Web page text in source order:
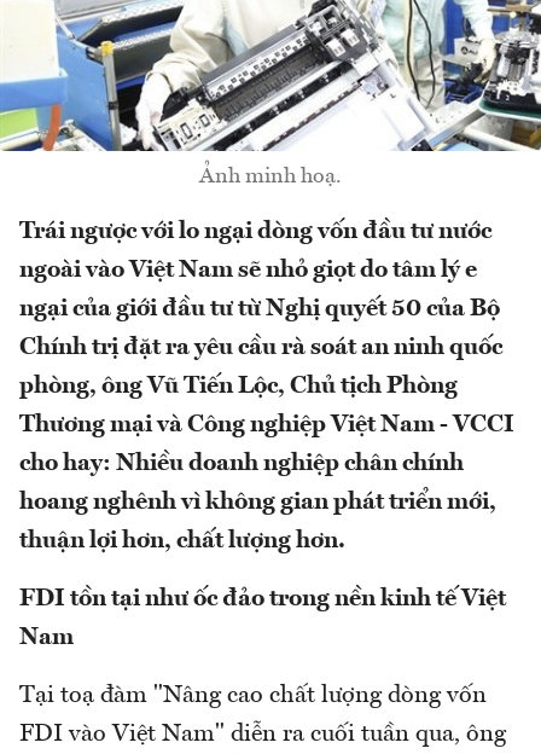
Ảnh minh hoạ.
Trái ngược với lo ngại dòng vốn đầu tư nước
ngoài vào Việt Nam sẽ nhỏ giọt do tâm lý e
ngại của giới đầu tư từ Nghị quyết 50 của Bộ
Chính trị đặt ra yêu cầu rà soát an ninh quốc
phòng, ông Vũ Tiến Lộc, Chủ tịch Phòng
Thương mại và Công nghiệp Việt Nam - VCCI
cho hay: Nhiều doanh nghiệp chân chính
hoang nghênh vì không gian phát triển mới,
thuận lợi hơn, chất lượng hơn.
FDI tồn tại như ốc đảo trong nền kinh tế Việt
Nam
Tại toạ đàm "Nâng cao chất lượng dòng vốn
FDI vào Việt Nam" diễn ra cuối tuần qua, ông